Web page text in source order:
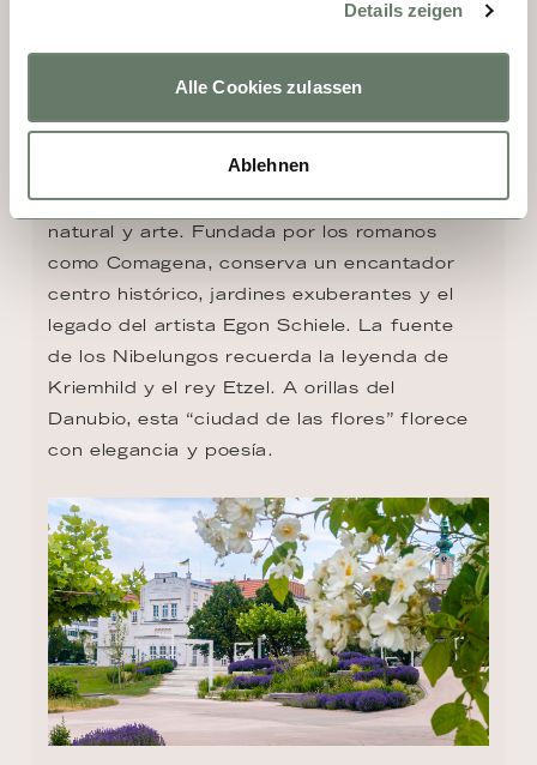
Details zeigen
Alle Cookies zulassen
Ablehnen
Tulln, una de las ciudades más antiguas de
Austria, combina historia imperial, belleza
natural y arte. Fundada por los romanos
como Comagena, conserva un encantador
centro histórico, jardines exuberantes y el
legado del artista Egon Schiele. La fuente
de los Nibelungos recuerda la leyenda de
Kriemhild y el rey Etzel. A orillas del
Danubio, esta “ciudad de las flores” florece
con elegancia y poesía.